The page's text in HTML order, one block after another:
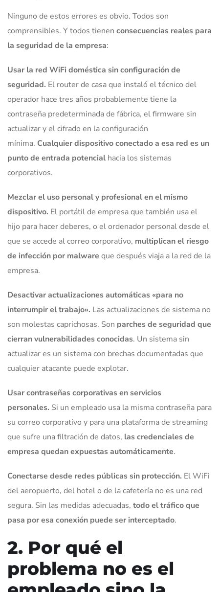
Ninguno de estos errores es obvio. Todos son
comprensibles. Y todos tienen consecuencias reales para
la seguridad de la empresa:
Usar la red WiFi doméstica sin configuración de
seguridad. El router de casa que instaló el técnico del
operador hace tres años probablemente tiene la
contraseña predeterminada de fábrica, el firmware sin
actualizar y el cifrado en la configuración
mínima. Cualquier dispositivo conectado a esa red es un
punto de entrada potencial hacia los sistemas
corporativos.
Mezclar el uso personal y profesional en el mismo
dispositivo. El portátil de empresa que también usa el
hijo para hacer deberes, o el ordenador personal desde el
que se accede al correo corporativo, multiplican el riesgo
de infección por malware que después viaja a la red de la
empresa.
Desactivar actualizaciones automáticas «para no
interrumpir el trabajo». Las actualizaciones de sistema no
son molestas caprichosas. Son parches de seguridad que
cierran vulnerabilidades conocidas. Un sistema sin
actualizar es un sistema con brechas documentadas que
cualquier atacante puede explotar.
Usar contraseñas corporativas en servicios
personales. Si un empleado usa la misma contraseña para
su correo corporativo y para una plataforma de streaming
que sufre una filtración de datos, las credenciales de
empresa quedan expuestas automáticamente.
Conectarse desde redes públicas sin protección. El WiFi
del aeropuerto, del hotel o de la cafetería no es una red
segura. Sin las medidas adecuadas, todo el tráfico que
pasa por esa conexión puede ser interceptado.
2. Por qué el
problema no es el